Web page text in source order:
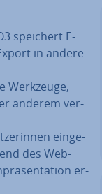
speichert E-
in andere
Werkzeuge,
anderem ver­
ein­ge­
des Web­
er­